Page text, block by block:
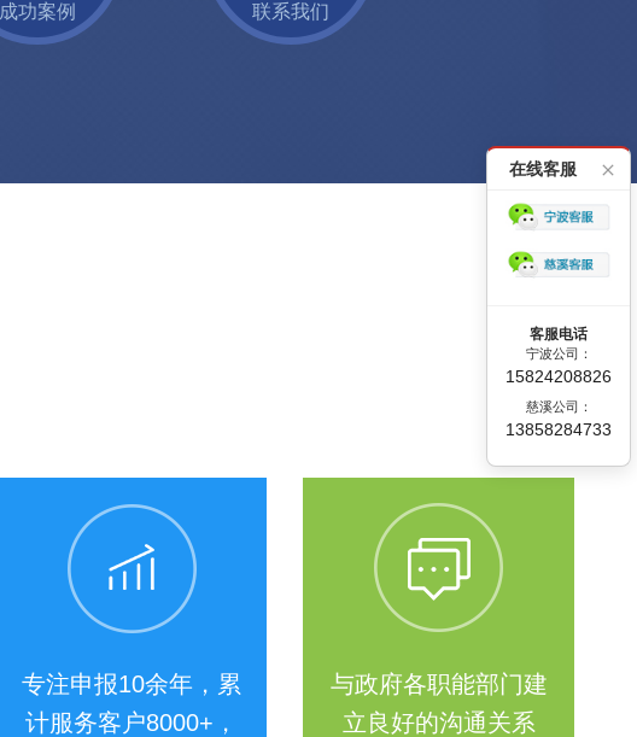
成功案例 联系我们
专注申报10余年，累
计服务客户8000+，
与政府各职能部门建
立良好的沟通关系
在线客服
客服电话
宁波公司：
15824208826
慈溪公司：
13858284733